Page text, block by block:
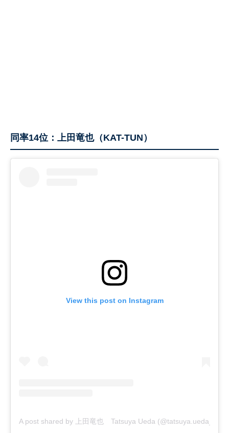
同率14位：上田竜也（KAT-TUN）
View this post on Instagram
A post shared by 上田竜也 Tatsuya Ueda (@tatsuya.ueda_j)